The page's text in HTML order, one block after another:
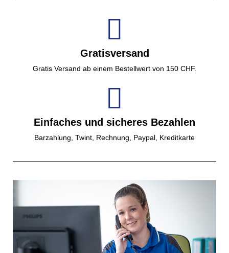
Gratisversand
Gratis Versand ab einem Bestellwert von 150 CHF.
Einfaches und sicheres Bezahlen
Barzahlung, Twint, Rechnung, Paypal, Kreditkarte